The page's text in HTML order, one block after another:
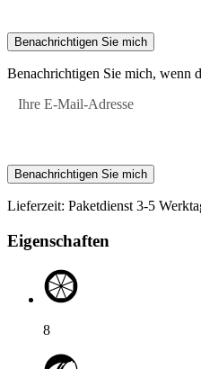
Benachrichtigen Sie mich
Benachrichtigen Sie mich, wenn
Ihre E-Mail-Adresse
Benachrichtigen Sie mich
Lieferzeit: Paketdienst 3-5
Eigenschaften
8